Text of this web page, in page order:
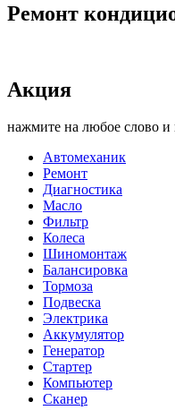
Ремонт
Акция
нажмите на любое слово и
Автомеханик
Ремонт
Диагностика
Масло
Фильтр
Колеса
Шиномонтаж
Балансировка
Тормоза
Подвеска
Электрика
Аккумулятор
Генератор
Стартер
Компьютер
Сканер